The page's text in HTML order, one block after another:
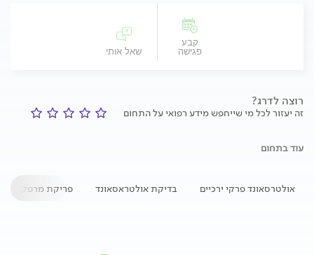
קבע
פגישה
שאל אותי
רוצה לדרג?
זה יעזור לכל מי שייחפש מידע רפואי על התחום
עוד בתחום
אולטרסאונד פרקי ירכיים בדיקת אולטראסאונד פריקת מרפק